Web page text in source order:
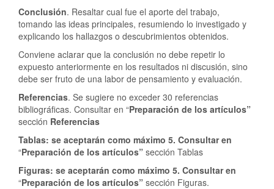
Conclusión. Resaltar cual fue el aporte del trabajo,
tomando las ideas principales, resumiendo lo investigado y
explicando los hallazgos o descubrimientos obtenidos.
Conviene aclarar que la conclusión no debe repetir lo
expuesto anteriormente en los resultados ni discusión, sino
debe ser fruto de una labor de pensamiento y evaluación.
Referencias. Se sugiere no exceder 30 referencias
bibliográficas. Consultar en “Preparación de los artículos”
sección Referencias
Tablas: se aceptarán como máximo 5. Consultar en
“Preparación de los artículos” sección Tablas
Figuras: se aceptarán como máximo 5. Consultar en
“Preparación de los artículos” sección Figuras.